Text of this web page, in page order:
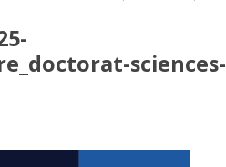
sciences-